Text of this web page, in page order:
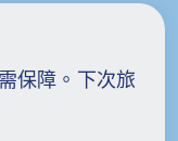
保障。下次旅